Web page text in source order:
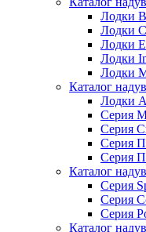
Лодки
Лодки
Лодки
Лодки
Лодки
Каталог
Лодки
Серия
Серия
Серия
Серия
Каталог
Серия
Серия
Серия
Каталог